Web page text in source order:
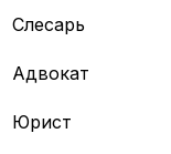
Слесарь
Адвокат
Юрист